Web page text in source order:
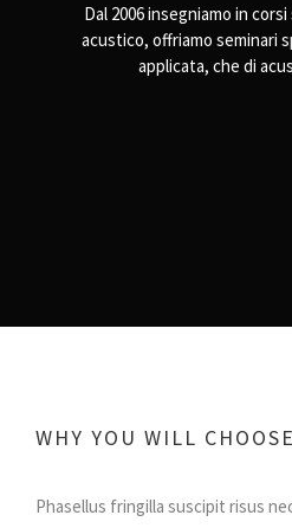
Dal 2006 insegniamo in
acustico, offriamo seminari
applicata, che di
WHY YOU WILL
Phasellus fringilla suscipit risus